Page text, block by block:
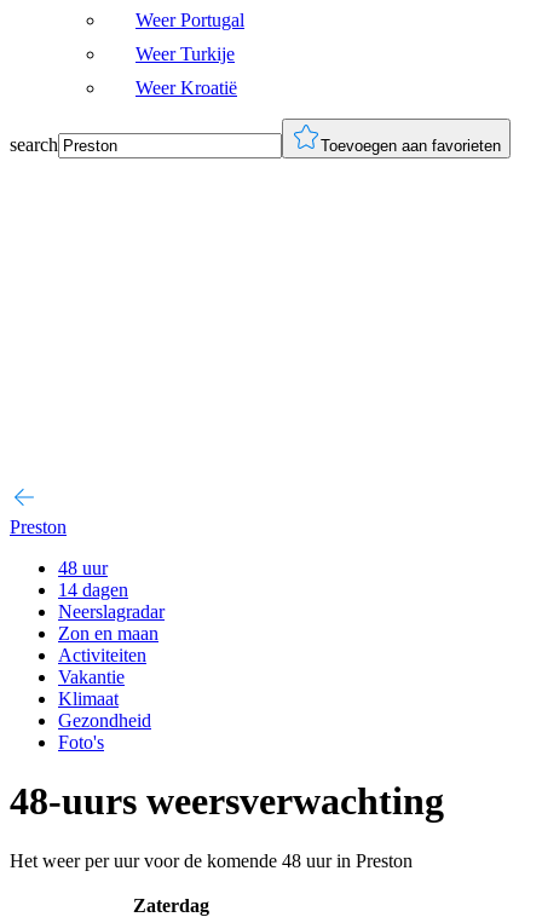
Weer Portugal
Weer Turkije
Weer Kroatië
search Toevoegen aan favorieten
Preston
48 uur
14 dagen
Neerslagradar
Zon en maan
Activiteiten
Vakantie
Klimaat
Gezondheid
Foto's
48-uurs weersverwachting
Het weer per uur voor de komende 48 uur in Preston
Zaterdag